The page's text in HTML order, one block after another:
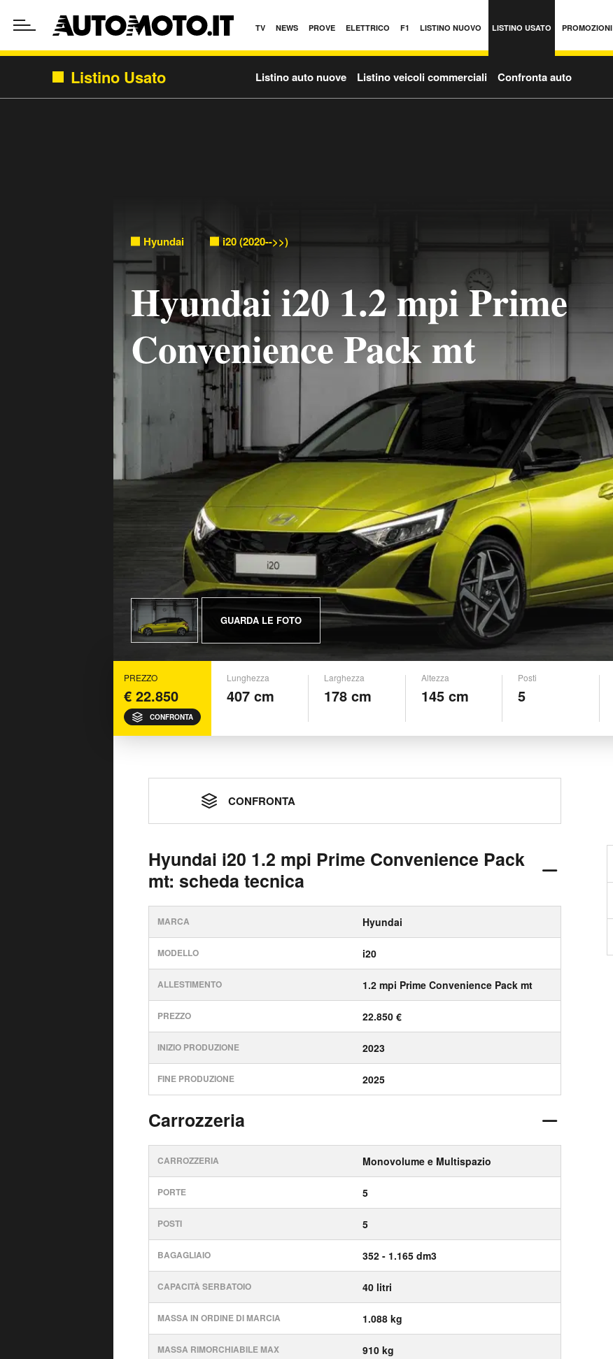
TV NEWS PROVE ELETTRICO F1 LISTINO NUOVO LISTINO USATO PROMOZIONI
Listino Usato Listino auto nuove Listino veicoli commerciali Confronta auto
Hyundai i20 (2020-->>)
Hyundai i20 1.2 mpi Prime
Convenience Pack mt
GUARDA LE FOTO
PREZZO
€ 22.850
CONFRONTA
Lunghezza
407 cm
Larghezza
178 cm
Altezza
145 cm
Posti
5
CONFRONTA
Hyundai i20 1.2 mpi Prime Convenience Pack
mt: scheda tecnica
MARCA Hyundai
MODELLO i20
ALLESTIMENTO 1.2 mpi Prime Convenience Pack mt
PREZZO 22.850 €
INIZIO PRODUZIONE 2023
FINE PRODUZIONE 2025
Carrozzeria
CARROZZERIA Monovolume e Multispazio
PORTE 5
POSTI 5
BAGAGLIAIO 352 - 1.165 dm3
CAPACITÀ SERBATOIO 40 litri
MASSA IN ORDINE DI MARCIA 1.088 kg
MASSA RIMORCHIABILE MAX 910 kg